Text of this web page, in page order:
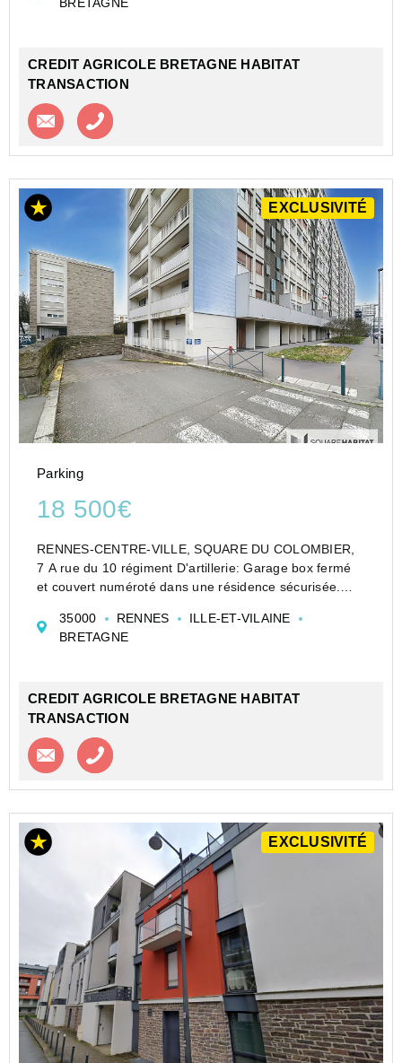
Dans une résidence des années 90, hauteur suffisante
CREDIT AGRICOLE BRETAGNE HABITAT
TRANSACTION
Contacter l'agence
EXCLUSIVITÉ
Parking
18 500€
RENNES-CENTRE-VILLE, SQUARE DU COLOMBIER,
7 A rue du 10 régiment D'artillerie: Garage box fermé
et couvert numéroté dans une résidence sécurisée.
stationnement .
Longueur : 5.30m, largeur : 2.56m.
35000 RENNES
ILLE-ET-VILAINE
BRETAGNE
CREDIT AGRICOLE BRETAGNE HABITAT
TRANSACTION
Contacter l'agence
EXCLUSIVITÉ